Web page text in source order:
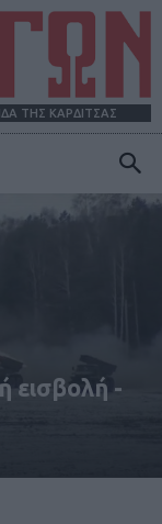
ΤΗΣ ΚΑΡΔΙΤΣΑΣ
εισβολή -